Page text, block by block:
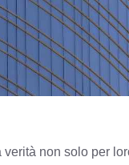
verità non solo per